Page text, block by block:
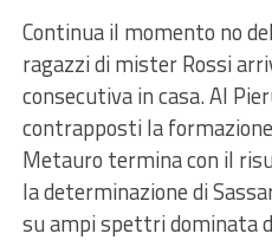
Continua il momento no
ragazzi di mister Rossi
consecutiva in casa. Al
contrapposti la
Metauro termina con il
la determinazione di
su ampi spettri dominata